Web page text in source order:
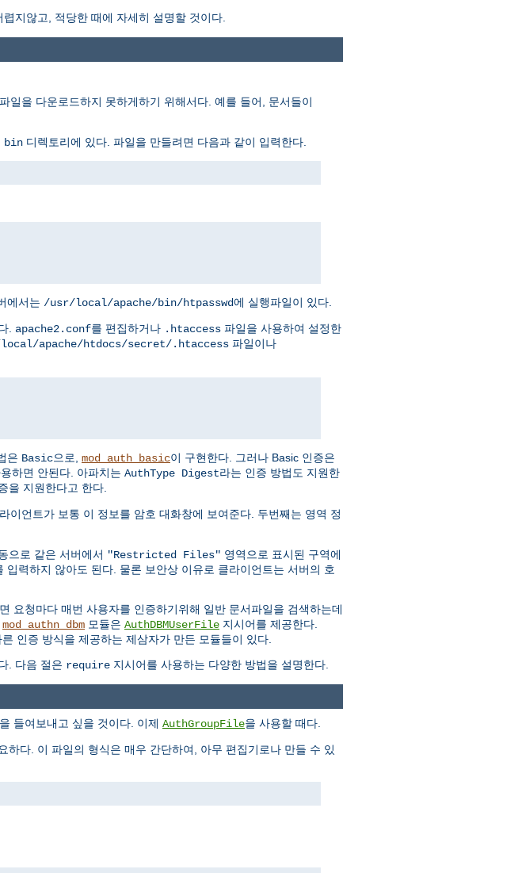
지않고, 적당한 때에 자세히 설명할 것이다.
일을 다운로드하지 못하게하기 위해서다. 예를 들어, 문서들이
bin 디렉토리에 있다. 파일을 만들려면 다음과 같이 입력한다.
에서는 /usr/local/apache/bin/htpasswd에 실행파일이 있다.
. apache2.conf를 편집하거나 .htaccess 파일을 사용하여 설정한
apache/htdocs/secret/.htaccess 파일이나
은 Basic으로, mod_auth_basic이 구현한다. 그러나 Basic 인증은
하면 안된다. 아파치는 AuthType Digest라는 인증 방법도 지원한
을 지원한다고 한다.
이언트가 보통 이 정보를 암호 대화창에 보여준다. 두번째는 영역 정
으로 같은 서버에서 "Restricted Files" 영역으로 표시된 구역에
력하지 않아도 된다. 물론 보안상 이유로 클라이언트는 서버의 호
요청마다 매번 사용자를 인증하기위해 일반 문서파일을 검색하는데
mod_authn_dbm 모듈은 AuthDBMUserFile 지시어를 제공한다.
인증 방식을 제공하는 제삼자가 만든 모듈들이 있다.
. 다음 절은 require 지시어를 사용하는 다양한 방법을 설명한다.
들여보내고 싶을 것이다. 이제 AuthGroupFile을 사용할 때다.
다. 이 파일의 형식은 매우 간단하여, 아무 편집기로나 만들 수 있